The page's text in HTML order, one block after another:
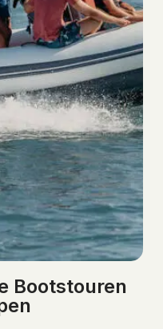
Bootstouren